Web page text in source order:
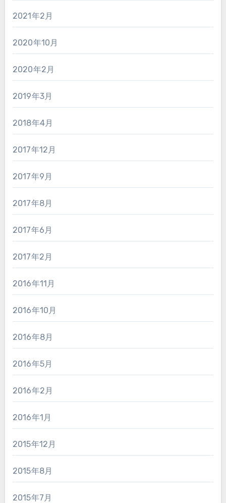
2021年2月
2020年10月
2020年2月
2019年3月
2018年4月
2017年12月
2017年9月
2017年8月
2017年6月
2017年2月
2016年11月
2016年10月
2016年8月
2016年5月
2016年2月
2016年1月
2015年12月
2015年8月
2015年7月